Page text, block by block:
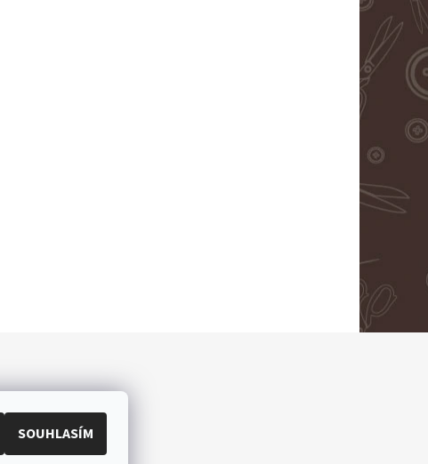
SOUHLASÍM